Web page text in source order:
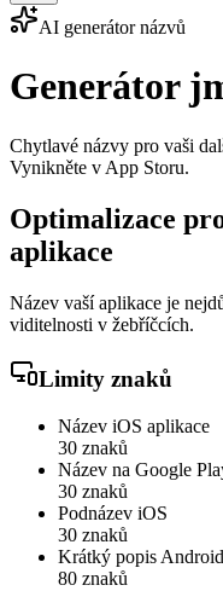
AI generátor názvů
Generátor
Chytlavé názvy pro vaši
Vynikněte v App Storu.
Optimalizace
aplikace
Název vaší aplikace je
viditelnosti v žebříčcích.
Limity znaků
Název iOS aplikace
30 znaků
Název na Google
30 znaků
Podnázev iOS
30 znaků
Krátký popis Android
80 znaků